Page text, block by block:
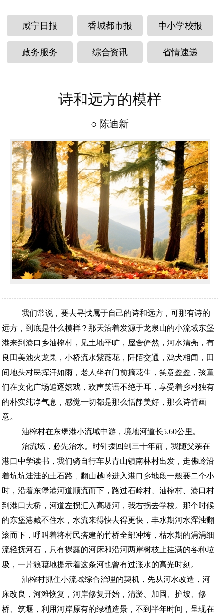
咸宁日报 香城都市报 中小学校报
政务服务 综合资讯 省情速递
诗和远方的模样
○ 陈迪新
我们常说，要去寻找属于自己的诗和远方，可那有诗的
远方，到底是什么模样？那天沿着发源于龙泉山的小流域东堡
港来到港口乡油榨村，见土地平旷，屋舍俨然，河水清亮，有
良田美池火龙果，小桥流水紫薇花，阡陌交通，鸡犬相闻，田
间地头村民挥汗如雨，老人坐在门前摘花生，笑意盈盈，孩童
们在文化广场追逐嬉戏，欢声笑语不绝于耳，享受着乡村独有
的朴实纯净气息，感觉一切都是那么恬静美好，那么诗情画
意。
油榨村在东堡港小流域中游，境地河道长5.60公里。
治流域，必先治水。时针拨回到三十年前，我随父亲在
港口中学读书，我们骑自行车从青山镇南林村出发，走佛岭沿
着坑坑洼洼的土石路，翻山越岭进入港口乡地段一般要二个小
时，沿着东堡港河道顺流而下，路过石岭村、油榨村、港口村
到港口大桥，河道左拐汇入高堤河，我右拐去学校。那个时候
的东堡港藏不住水，水流来得快去得更快，丰水期河水浑浊翻
滚而下，呼叫着将村民搭建的竹桥全部冲垮，枯水期的涓涓细
流轻抚河石，只有裸露的河床和沿河两岸树枝上挂满的各种垃
圾，一片狼藉地提示着这条河也曾有过涨水的高光时刻。
油榨村抓住小流域综合治理的契机，先从河水改造，河
床改良，河滩恢复，河岸修复开始，清淤、加固、护坡、修
桥、筑堰，利用河岸原有的绿植造景，不到半年时间，呈现在